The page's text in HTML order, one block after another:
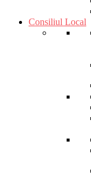
Consiliul Local